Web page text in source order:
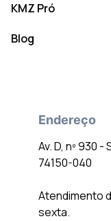
KMZ Pró
Blog
Endereço
Av. D, nº 930
74150-040
Atendimento
sexta.